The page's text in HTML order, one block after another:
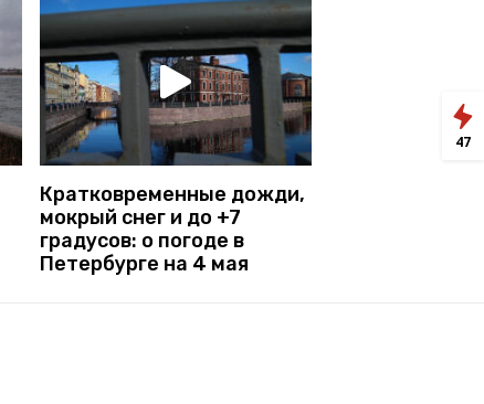
Кратковременные дожди,
мокрый снег и до +7
градусов: о погоде в
Петербурге на 4 мая
47